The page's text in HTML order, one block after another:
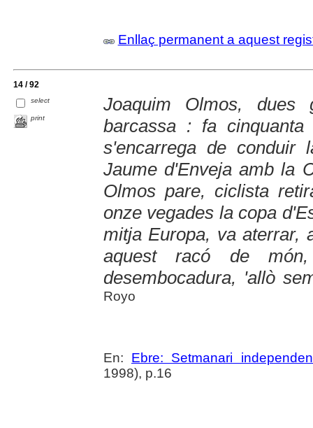
Enllaç permanent a aquest
14 / 92
select
print
Joaquim Olmos,
barcassa : fa
s'encarrega de conduir
Jaume d'Enveja amb la
Olmos pare, ciclista
onze vegades la copa
mitja Europa, va aterrar,
aquest racó de
desembocadura, 'allò
Royo
En: Ebre: Setmanari
1998), p.16